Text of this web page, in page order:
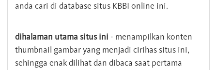
anda cari di database situs KBBI online ini.
dihalaman utama situs ini - menampilkan konten
thumbnail gambar yang menjadi cirihas situs ini,
sehingga enak dilihat dan dibaca saat pertama